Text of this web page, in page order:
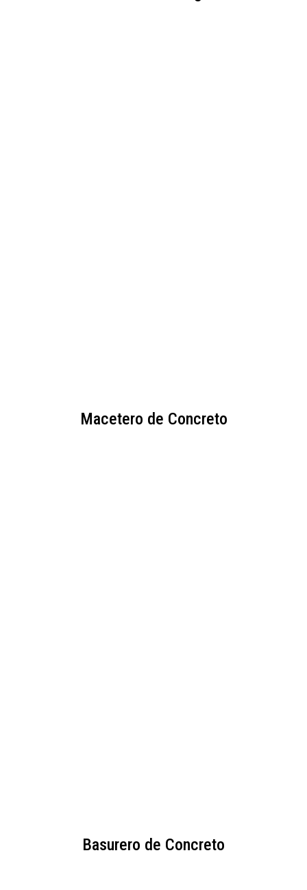
Macetero de Concreto
Basurero de Concreto